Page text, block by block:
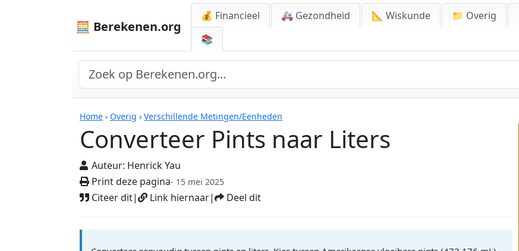
🧮 Berekenen.org
💰 Financieel 🚑 Gezondheid 📐 Wiskunde 📁 Overig
📚
Home › Overig › Verschillende Metingen/Eenheden
Converteer Pints naar Liters
Auteur: Henrick Yau
Print deze pagina- 15 mei 2025
Citeer dit| Link hiernaar| Deel dit
Rekenmachines